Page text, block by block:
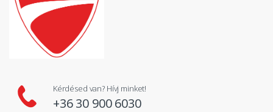
Kérdésed van? Hívj minket!
+36 30 900 6030